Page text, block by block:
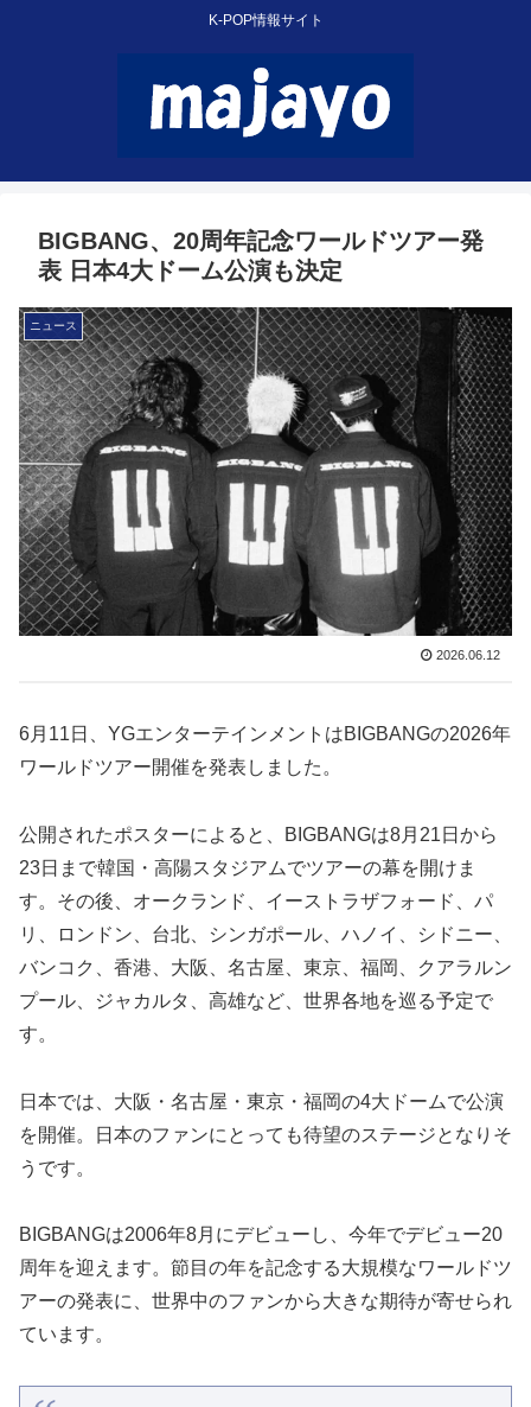
K-POP情報サイト
BIGBANG、20周年記念ワールドツアー発
表 日本4大ドーム公演も決定
ニュース
2026.06.12
6月11日、YGエンターテインメントはBIGBANGの2026年
ワールドツアー開催を発表しました。
公開されたポスターによると、BIGBANGは8月21日から
23日まで韓国・高陽スタジアムでツアーの幕を開けま
す。その後、オークランド、イーストラザフォード、パ
リ、ロンドン、台北、シンガポール、ハノイ、シドニー、
バンコク、香港、大阪、名古屋、東京、福岡、クアラルン
プール、ジャカルタ、高雄など、世界各地を巡る予定で
す。
日本では、大阪・名古屋・東京・福岡の4大ドームで公演
を開催。日本のファンにとっても待望のステージとなりそ
うです。
BIGBANGは2006年8月にデビューし、今年でデビュー20
周年を迎えます。節目の年を記念する大規模なワールドツ
アーの発表に、世界中のファンから大きな期待が寄せられ
ています。